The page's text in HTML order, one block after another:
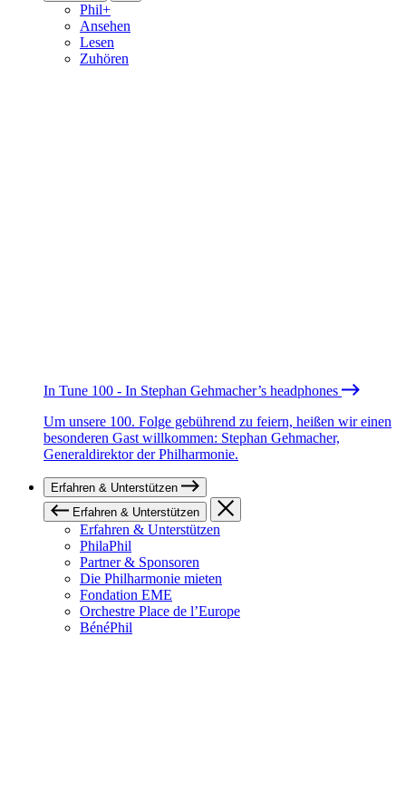
Phil+
Ansehen
Lesen
Zuhören
In Tune 100 - In Stephan Gehmacher’s headphones
Um unsere 100. Folge gebührend zu feiern, heißen wir einen
besonderen Gast willkommen: Stephan Gehmacher,
Generaldirektor der Philharmonie.
Erfahren & Unterstützen
Erfahren & Unterstützen
Erfahren & Unterstützen
PhilaPhil
Partner & Sponsoren
Die Philharmonie mieten
Fondation EME
Orchestre Place de l’Europe
BénéPhil